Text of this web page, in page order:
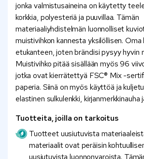
jonka valmistusaineina on käytetty
korkkia, polyesteriä ja puuvillaa. Tämän
materiaaliyhdistelmän luonnolliset
muistivihkon kannesta yksilöllisen.
etukanteen, joten brändisi pysyy hyvin
Muistivihko pitää sisällään myös 96
jotka ovat kierrätettyä FSC® Mix -
paperia. Siinä on myös käyttöä ja
elastinen sulkulenkki, kirjanmerkkinauha
Tuotteita, joilla on tarkoitus
Tuotteet uusiutuvista
materiaalit ovat peräisin